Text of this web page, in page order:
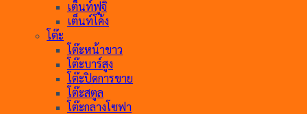
เต็นท์ฟูจิ
เต็นท์โค้ง
โต๊ะ
โต๊ะหน้าขาว
โต๊ะบาร์สูง
โต๊ะปิดการขาย
โต๊ะสตูล
โต๊ะกลางโซฟา